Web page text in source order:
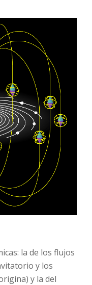
la de los flujos
y los
y la del